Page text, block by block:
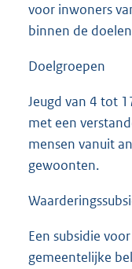
voor inwoners
binnen de
Doelgroepen
Jeugd van 4 tot
met een
mensen vanuit
gewoonten.
Een subsidie
gemeentelijke